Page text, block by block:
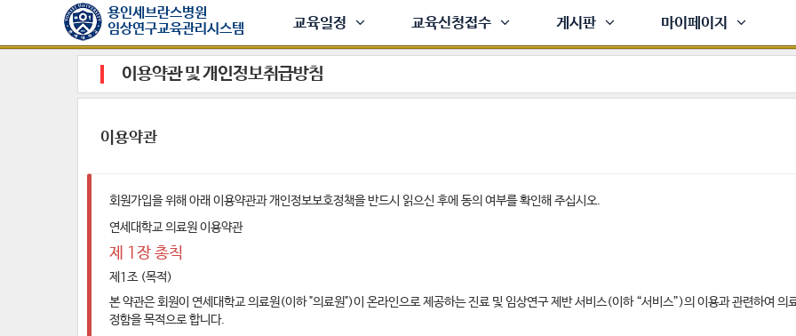
용인세브란스병원
임상연구교육관리시스템
교육일정 교육신청접수 게시판 마이페이지
이용약관 및 개인정보취급방침
이용약관
회원가입을 위해 아래 이용약관과 개인정보보호정책을 반드시 읽으신 후에 동의 여부를 확인해 주십시오.
연세대학교 의료원 이용약관
제 1장 총칙
제1조 (목적)
본 약관은 회원이 연세대학교 의료원(이하 "의료원")이 온라인으로 제공하는 진료 및 임상연구 제반 서비스(이하 “서비스”)의 이용과 관련하여
정함을 목적으로 합니다.